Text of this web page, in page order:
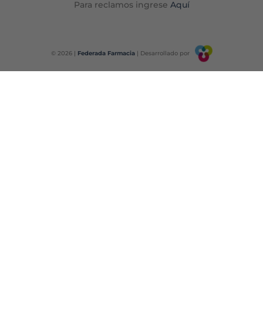
Para reclamos ingrese Aquí
© 2026 | Federada Farmacia| Desarrollado por